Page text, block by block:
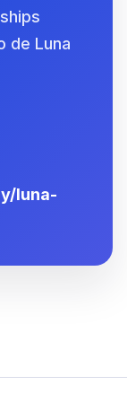
de Luna
luna-